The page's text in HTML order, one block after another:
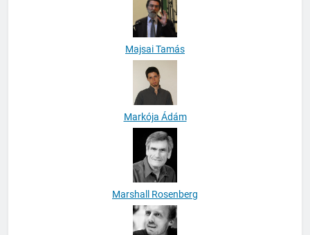
Majsai Tamás
Markója Ádám
Marshall Rosenberg